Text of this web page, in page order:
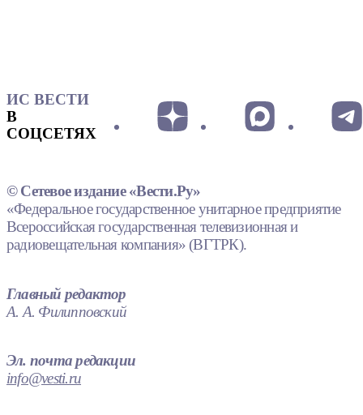
ИС ВЕСТИ
В
СОЦСЕТЯХ
© Сетевое издание «Вести.Ру»
«Федеральное государственное унитарное предприятие
Всероссийская государственная телевизионная и
радиовещательная компания» (ВГТРК).
Главный редактор
А. А. Филипповский
Эл. почта редакции
info@vesti.ru